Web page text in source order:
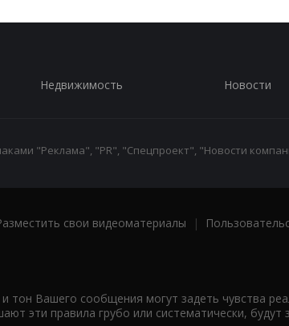
Недвижимость Новости
"Реклама", "PR", "Спецпроект", "Новости
свои видеоматериалы |
Вашего сообщения могут задеть чувства
эти правила грубо или систематически, будут